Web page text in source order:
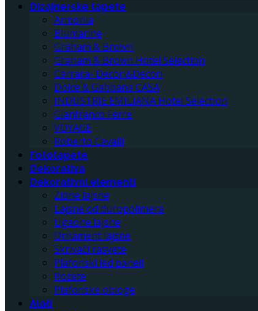
Dizajnerske tapete
Armonia
Blumarine
Graham & Brown
Graham & Brown Hotel Selection
Carrara- Decori&Decori
Dolce & Gabbana CASA
INDUSTRIE EMILIANA Hotel Selection
Gianfranco Ferre
VOYAGE
Roberto Cavalli
Fototapete
Dekorativa
Dekorativni elementi
Zidne lajsne
Lajsne od duropolimera
Ugaone lajsne
Ornament lajsne
Skrivači rasvete
Plafonski led paneli
Rozete
Plafonske obloge
Alati